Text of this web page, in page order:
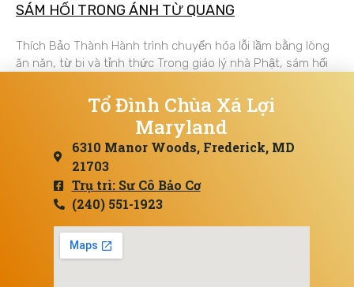
SÁM HỐI TRONG ÁNH TỪ QUANG
Thích Bảo Thành Hành trình chuyển hóa lỗi lầm bằng lòng
ăn năn, từ bi và tỉnh thức Trong giáo lý nhà Phật, sám hối
Tổ Đình Chùa Xá Lợi
Maryland
6310 Manor Woods, Frederick, MD
21703
Trụ trì: Sư Cô Bảo Cơ
(240) 551-1923